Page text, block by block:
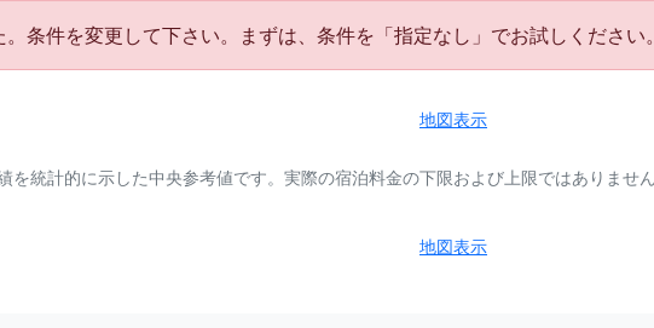
条件を変更して下さい。まずは、条件を「指定なし」でお試しください。
地図表示
を統計的に示した中央参考値です。実際の宿泊料金の下限および上限ではありません
地図表示